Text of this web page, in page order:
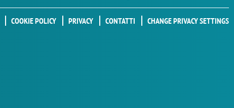
COOKIE POLICY PRIVACY CONTATTI CHANGE PRIVACY SETTINGS